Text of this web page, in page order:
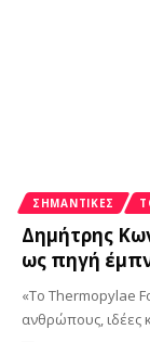
ΣΗΜΑΝΤΙΚΈΣ
Δημήτρης
ως πηγή
«Το Thermopylae
ανθρώπους, ιδέες